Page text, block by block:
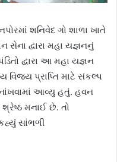
શનિવેદ ગો શાળા ખાતે
સેના દ્વારા મહા યજ્ઞનનું
દ્વારા આ મહા યજ્ઞન
વિજય પ્રાપ્તિ માટે સંકલ્પ
આવ્યુ હતું. હવન
મનાઈ છે. તો
સાંભળી